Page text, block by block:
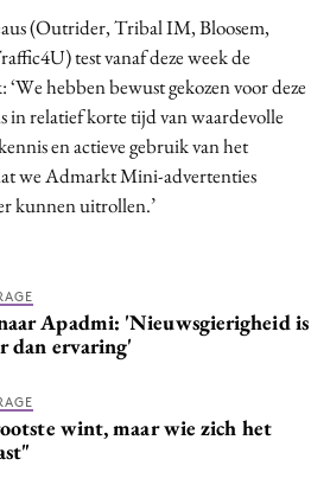
(Outrider, Tribal IM, Bloosem,
test vanaf deze week de
hebben bewust gekozen voor deze
in relatief korte tijd van waardevolle
en actieve gebruik van het
we Admarkt Mini-advertenties
kunnen uitrollen.’
Apadmi: 'Nieuwsgierigheid is
dan ervaring'
wint, maar wie zich het